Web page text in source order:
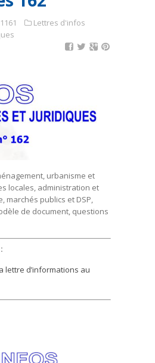
1161
Lettres d'infos
urbanisme et
locales, administration et
marchés publics et DSP,
de document, questions
lettre d’informations au